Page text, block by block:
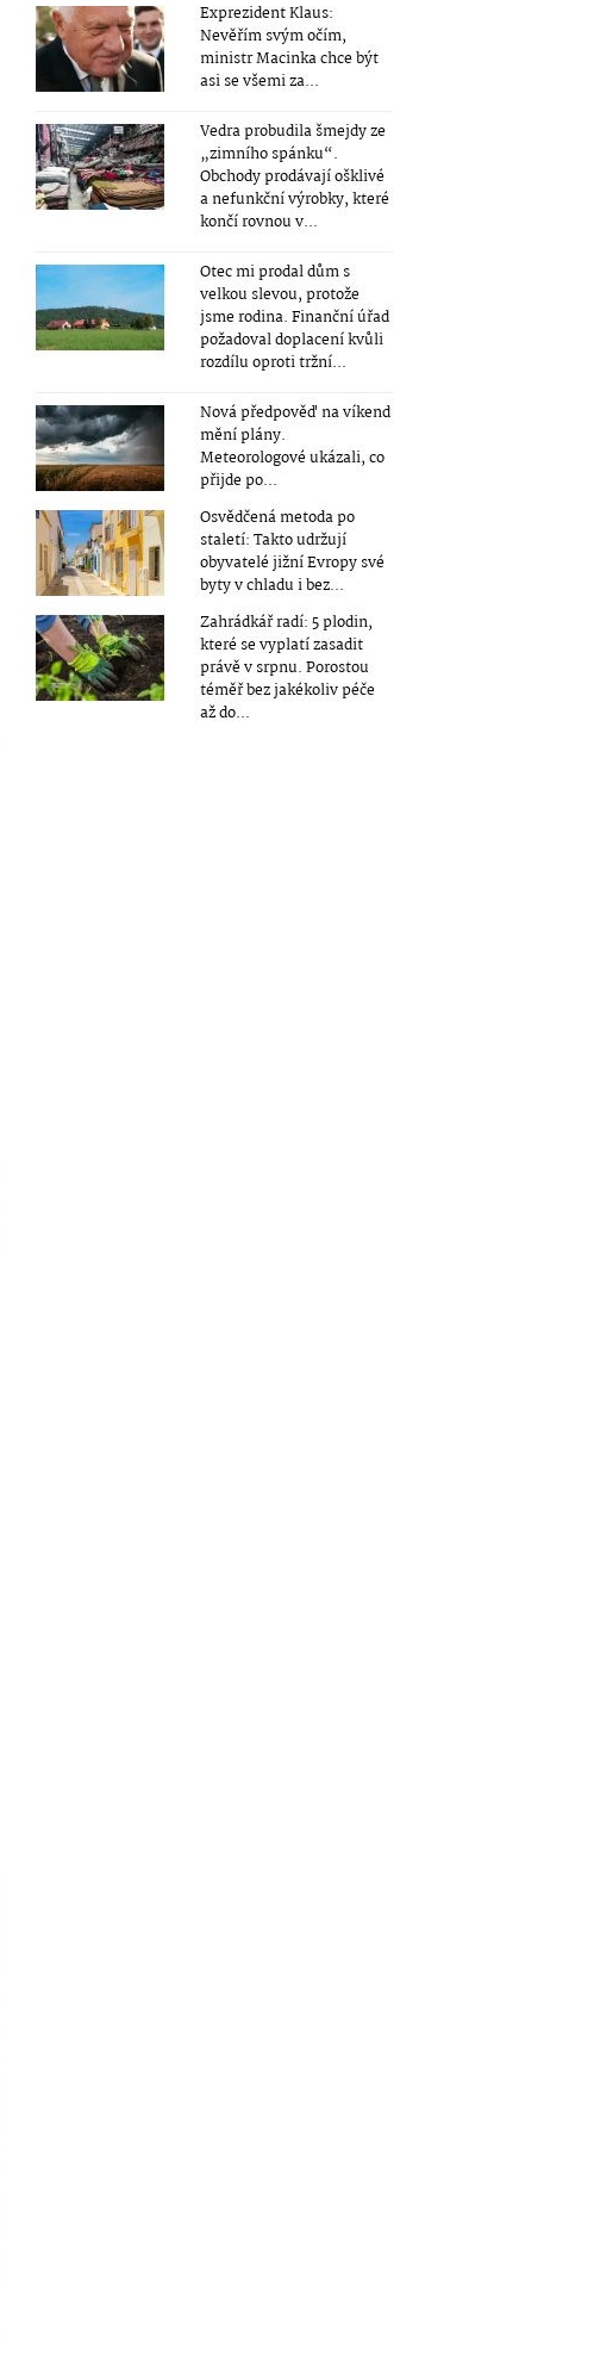
Exprezident Klaus:
Nevěřím svým očím,
ministr Macinka chce být
asi se všemi za...
Vedra probudila šmejdy ze
„zimního spánku“.
Obchody prodávají ošklivé
a nefunkční výrobky, které
končí rovnou v...
Otec mi prodal dům s
velkou slevou, protože
jsme rodina. Finanční úřad
požadoval doplacení kvůli
rozdílu oproti tržní...
Nová předpověď na víkend
mění plány.
Meteorologové ukázali, co
přijde po...
Osvědčená metoda po
staletí: Takto udržují
obyvatelé jižní Evropy své
byty v chladu i bez...
Zahrádkář radí: 5 plodin,
které se vyplatí zasadit
právě v srpnu. Porostou
téměř bez jakékoliv péče
až do...